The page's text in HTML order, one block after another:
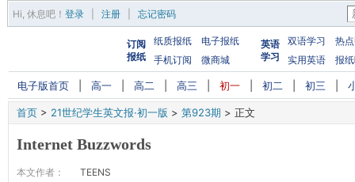
Hi, 休息吧 ！ 登录 注册 忘记密码
订阅
报纸
纸质报纸
电子报纸
手机订阅
微商城
英语
学习
双语学习
热
实用英语
报
电子版首页 高一 高二 高三 初一 初二 初三
首页 > 21世纪学生英文报·初一版 > 第923期 > 正文
Internet Buzzwords
本文作者：
TEENS